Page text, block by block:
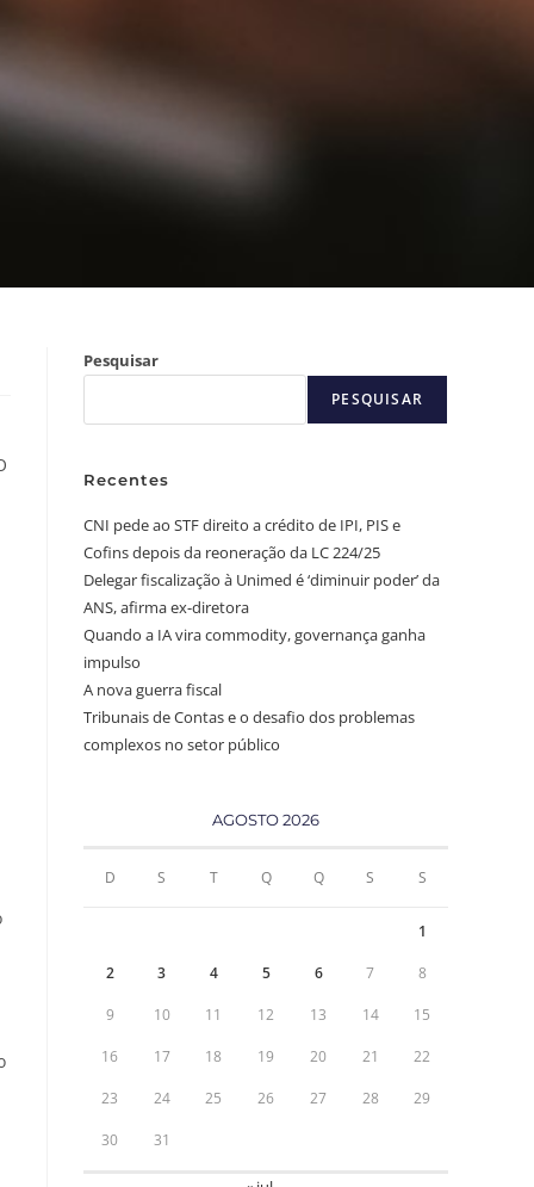
Pesquisar
PESQUISAR
Recentes
CNI pede ao STF direito a crédito de IPI, PIS e
Cofins depois da reoneração da LC 224/25
Delegar fiscalização à Unimed é ‘diminuir poder’ da
ANS, afirma ex-diretora
Quando a IA vira commodity, governança ganha
impulso
A nova guerra fiscal
Tribunais de Contas e o desafio dos problemas
complexos no setor público
AGOSTO 2026
D S T Q Q S S
1
2 3 4 5 6 7 8
9 10 11 12 13 14 15
16 17 18 19 20 21 22
23 24 25 26 27 28 29
30 31